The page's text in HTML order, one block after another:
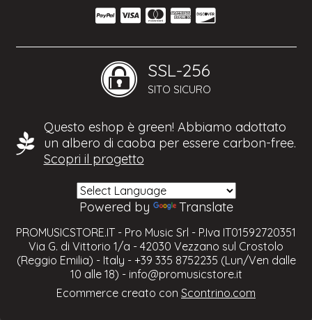
SSL-256
SITO SICURO
Questo eshop è green! Abbiamo adottato
un albero di caoba per essere carbon-free.
Scopri il progetto
Powered by Translate
PROMUSICSTORE.IT - Pro Music Srl - P.Iva IT01592720351
Via G. di Vittorio 1/a - 42030 Vezzano sul Crostolo
(Reggio Emilia) - Italy - +39 335 8752235 (Lun/Ven dalle
10 alle 18) - info@promusicstore.it
Ecommerce creato con Scontrino.com